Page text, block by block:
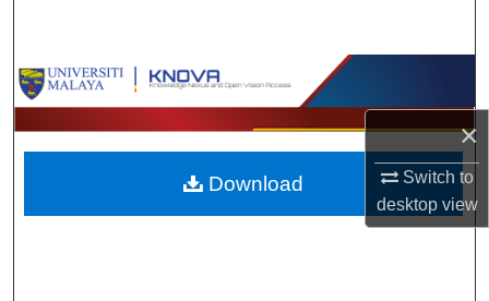
×
Switch to
desktopview
Browse Collections
My Account
About
Download